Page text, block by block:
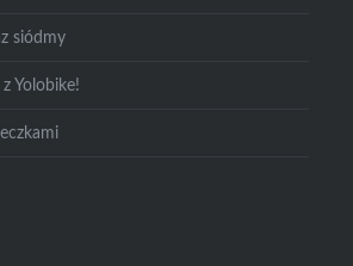
siódmy
Yolobike!